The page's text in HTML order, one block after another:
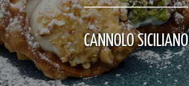
CANNOLO SICILIANO